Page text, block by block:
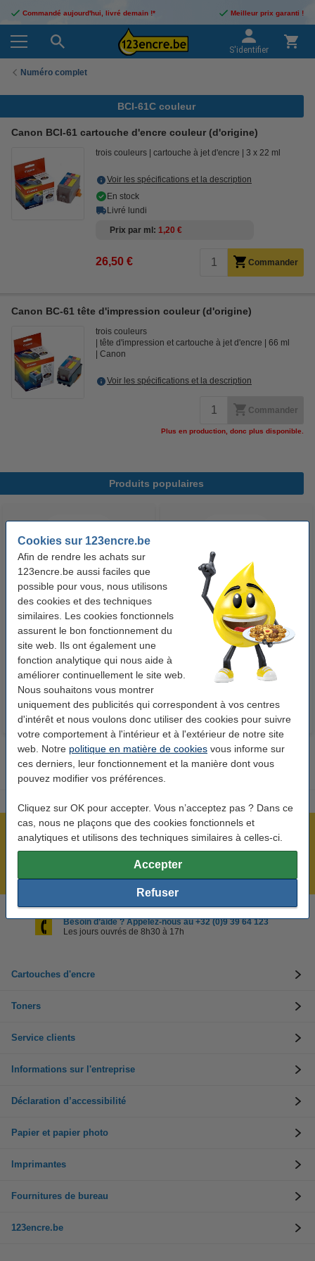
Cookies sur 123encre.be
Afin de rendre les achats sur
123encre.be aussi faciles que
possible pour vous, nous utilisons
des cookies et des techniques
similaires. Les cookies fonctionnels
assurent le bon fonctionnement du
site web. Ils ont également une
fonction analytique qui nous aide à
améliorer continuellement le site web.
Nous souhaitons vous montrer
uniquement des publicités qui correspondent à vos centres
d'intérêt et nous voulons donc utiliser des cookies pour suivre
votre comportement à l'intérieur et à l'extérieur de notre site
web. Notre politique en matière de cookies vous informe sur
ces derniers, leur fonctionnement et la manière dont vous
pouvez modifier vos préférences.
Cliquez sur OK pour accepter. Vous n’acceptez pas ? Dans ce
cas, nous ne plaçons que des cookies fonctionnels et
analytiques et utilisons des techniques similaires à celles-ci.
Accepter
Refuser
Commandé aujourd'hui, livré demain !* Meilleur prix garanti !
S'identifier
Numéro complet
BCI-61C couleur
Canon BCI-61 cartouche d'encre couleur (d'origine)
trois couleurs cartouche à jet d'encre 3 x 22 ml
Voir les spécifications et la description
En stock
Livré lundi
Prix par ml
1,20 €
26,50 € Commander
Canon BC-61 tête d'impression couleur (d'origine)
trois couleurs
tête d'impression et cartouche à jet d'encre
66 ml
Canon
Voir les spécifications et la description
Commander
Plus en production, donc plus disponible.
Produits populaires
123accu Xtreme Power MN1500
Penlite piles AA 24 pièces
14,95 € Inclus : 21% de TVA
123encre papier d'impression 1
boîte de 2500 feuilles A4 - 80
g/m²
Inclus : 21% de TVA
Plus de 5 millions de clients !
Commandé avant 22h00, livré demain !
Besoin d’aide ? Appelez-nous au +32 (0)9 39 64 123
Les jours ouvrés de 8h30 à 17h
Cartouches d'encre
Toners
Service clients
Informations sur l'entreprise
Déclaration d’accessibilité
Papier et papier photo
Imprimantes
Fournitures de bureau
123encre.be